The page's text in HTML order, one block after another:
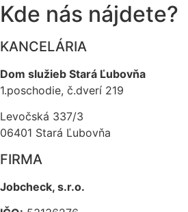
Kde nás nájdete?
KANCELÁRIA
Dom služieb Stará Ľubovňa
1.poschodie, č.dverí 219
Levočská 337/3
06401 Stará Ľubovňa
FIRMA
Jobcheck, s.r.o.